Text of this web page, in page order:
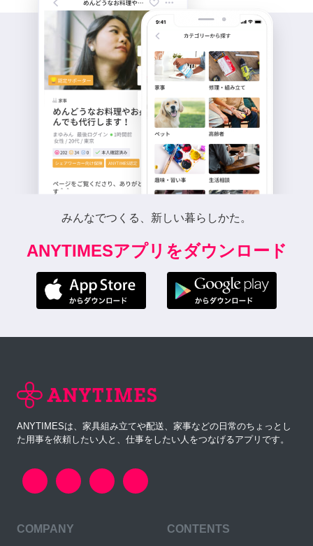
みんなでつくる、新しい暮らしかた。
ANYTIMESアプリをダウンロード
ANYTIMESは、家具組み立てや配送、家事などの日常のちょっとし
た用事を依頼したい人と、仕事をしたい人をつなげるアプリです。
COMPANY CONTENTS